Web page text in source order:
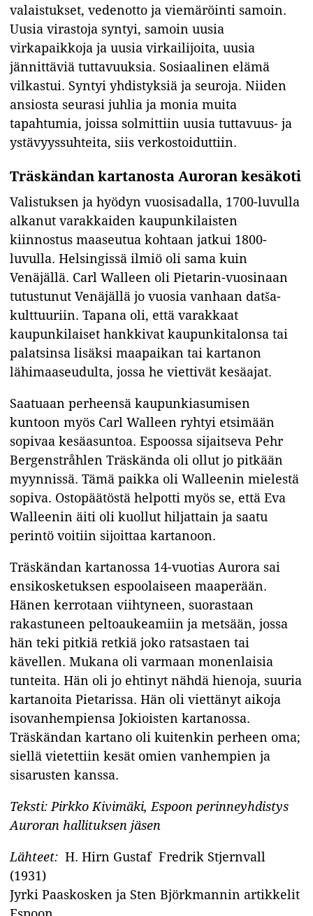
valaistukset, vedenotto ja viemäröinti samoin.
Uusia virastoja syntyi, samoin uusia
virkapaikkoja ja uusia virkailijoita, uusia
jännittäviä tuttavuuksia. Sosiaalinen elämä
vilkastui. Syntyi yhdistyksiä ja seuroja. Niiden
ansiosta seurasi juhlia ja monia muita
tapahtumia, joissa solmittiin uusia tuttavuus- ja
ystävyyssuhteita, siis verkostoiduttiin.
Träskändan kartanosta Auroran kesäkoti
Valistuksen ja hyödyn vuosisadalla, 1700-luvulla
alkanut varakkaiden kaupunkilaisten
kiinnostus maaseutua kohtaan jatkui 1800-
luvulla. Helsingissä ilmiö oli sama kuin
Venäjällä. Carl Walleen oli Pietarin-vuosinaan
tutustunut Venäjällä jo vuosia vanhaan datša-
kulttuuriin. Tapana oli, että varakkaat
kaupunkilaiset hankkivat kaupunkitalonsa tai
palatsinsa lisäksi maapaikan tai kartanon
lähimaaseudulta, jossa he viettivät kesäajat.
Saatuaan perheensä kaupunkiasumisen
kuntoon myös Carl Walleen ryhtyi etsimään
sopivaa kesäasuntoa. Espoossa sijaitseva Pehr
Bergenstråhlen Träskända oli ollut jo pitkään
myynnissä. Tämä paikka oli Walleenin mielestä
sopiva. Ostopäätöstä helpotti myös se, että Eva
Walleenin äiti oli kuollut hiljattain ja saatu
perintö voitiin sijoittaa kartanoon.
Träskändan kartanossa 14-vuotias Aurora sai
ensikosketuksen espoolaiseen maaperään.
Hänen kerrotaan viihtyneen, suorastaan
rakastuneen peltoaukeamiin ja metsään, jossa
hän teki pitkiä retkiä joko ratsastaen tai
kävellen. Mukana oli varmaan monenlaisia
tunteita. Hän oli jo ehtinyt nähdä hienoja, suuria
kartanoita Pietarissa. Hän oli viettänyt aikoja
isovanhempiensa Jokioisten kartanossa.
Träskändan kartano oli kuitenkin perheen oma;
siellä vietettiin kesät omien vanhempien ja
sisarusten kanssa.
Teksti: Pirkko Kivimäki, Espoon perinneyhdistys
Auroran hallituksen jäsen
Lähteet: H. Hirn Gustaf Fredrik Stjernvall
(1931)
Jyrki Paaskosken ja Sten Björkmannin artikkelit